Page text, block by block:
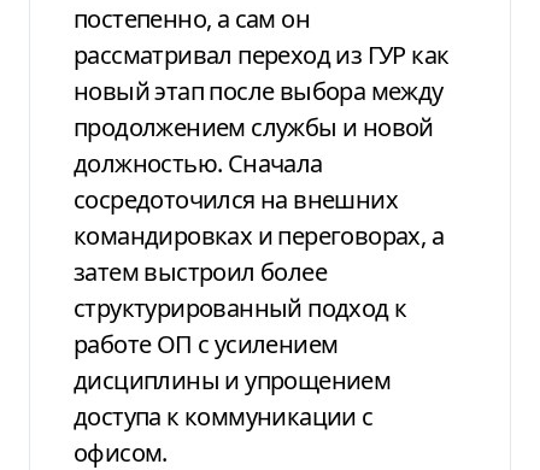
постепенно, а сам он
рассматривал переход из ГУР как
новый этап после выбора между
продолжением службы и новой
должностью. Сначала
сосредоточился на внешних
командировках и переговорах, а
затем выстроил более
структурированный подход к
работе ОП с усилением
дисциплины и упрощением
доступа к коммуникации с
офисом.